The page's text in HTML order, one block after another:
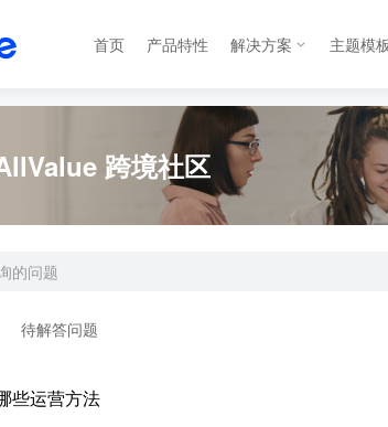
首页 产品特性 解决方案 主题模板
跨境社区
待解答问题
些运营方法